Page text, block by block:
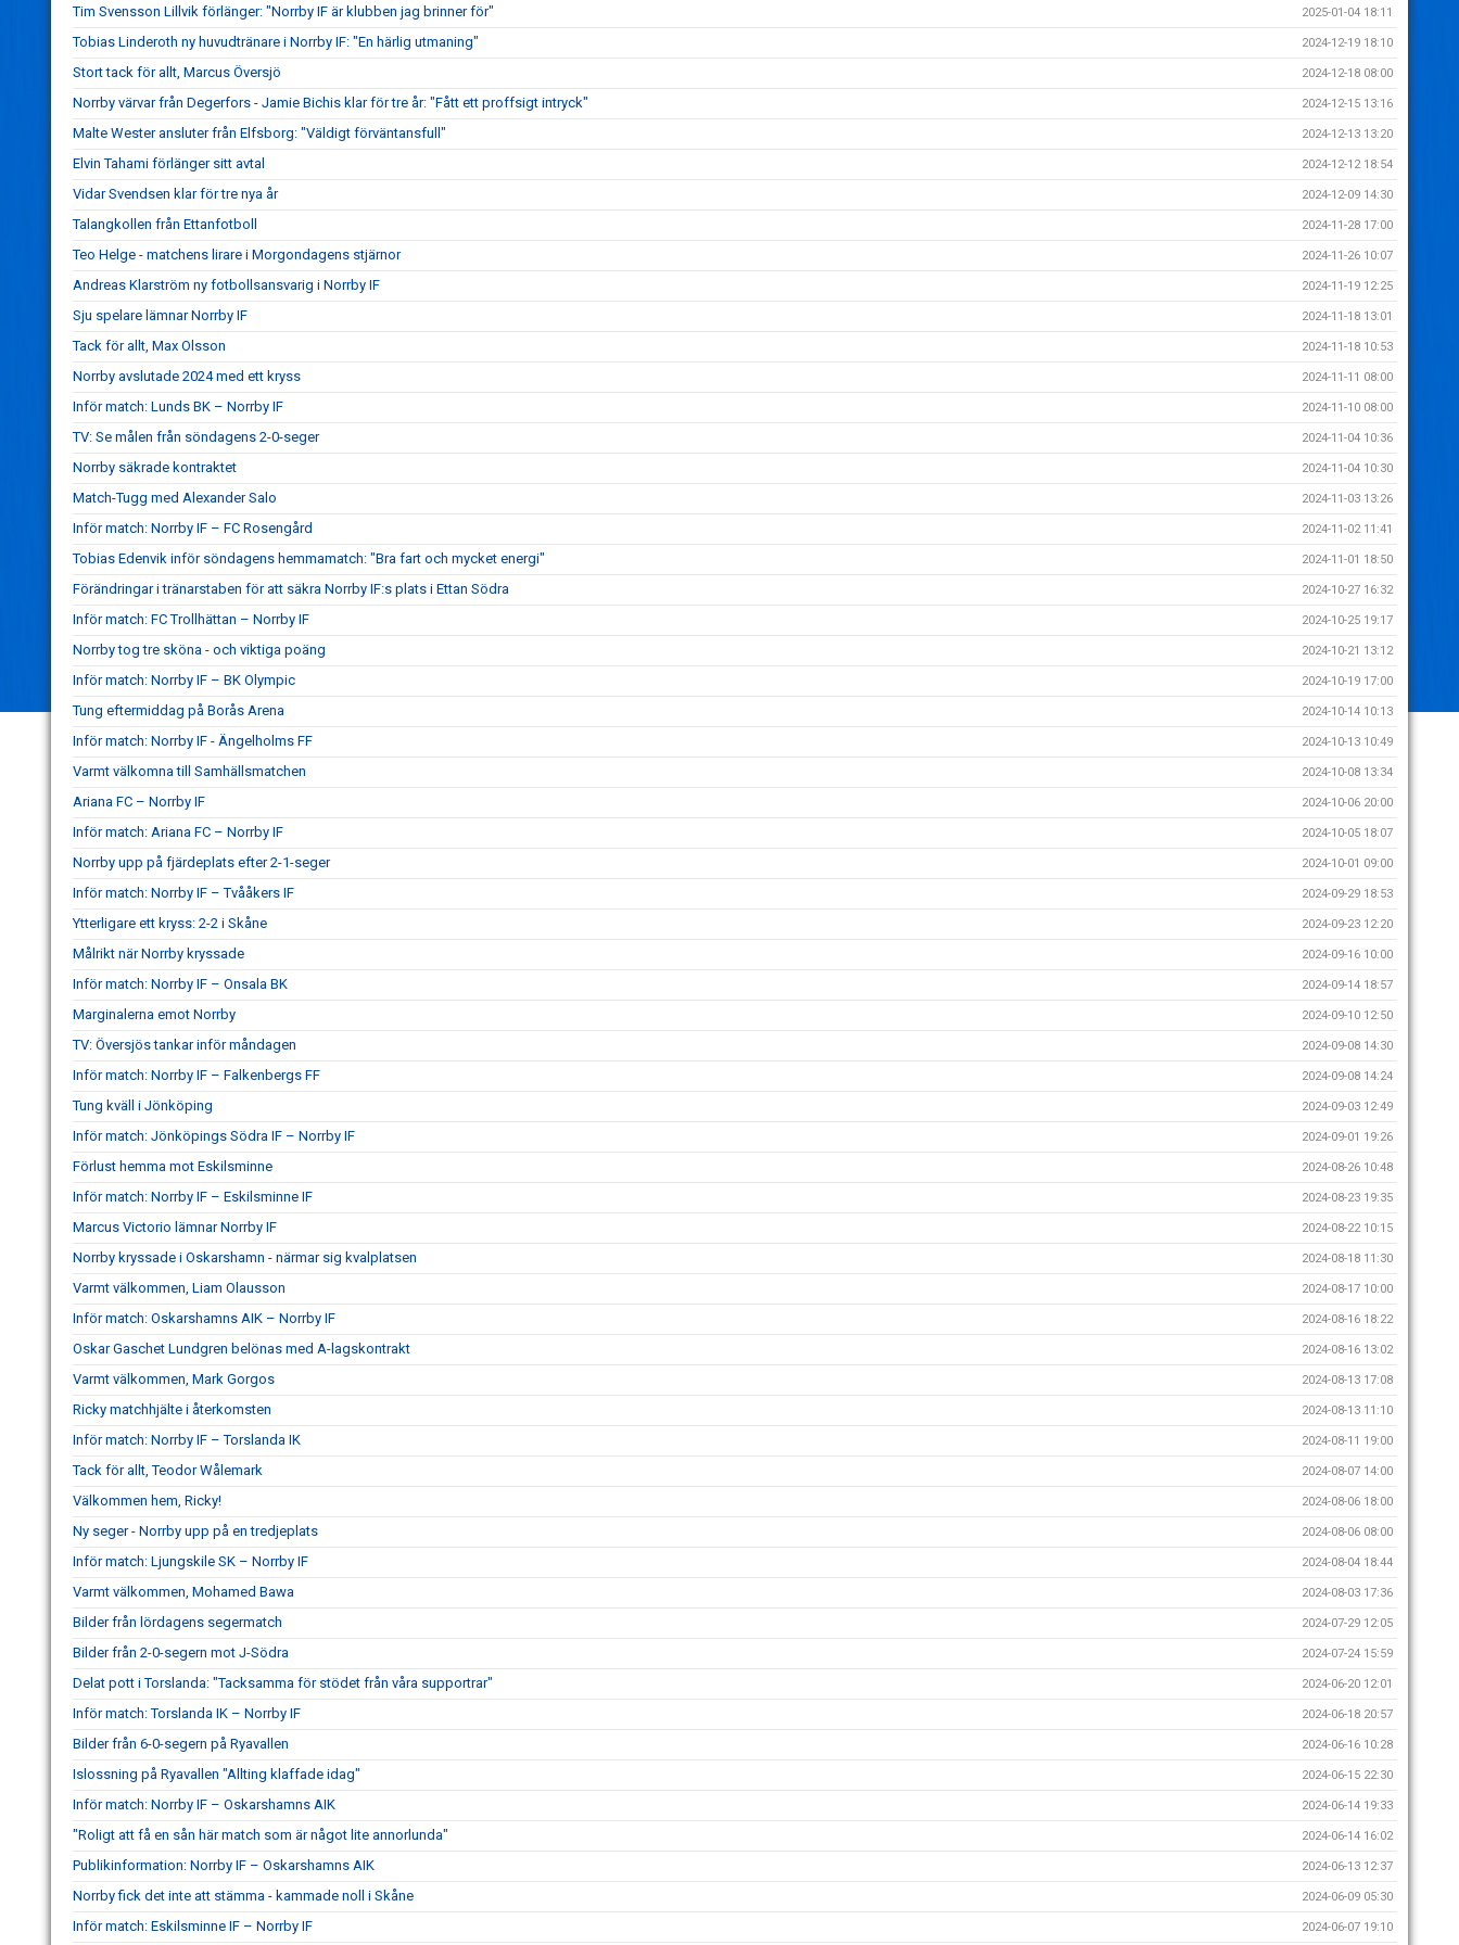
Tim Svensson Lillvik förlänger: "Norrby IF är klubben jag brinner för" 2025-01-04 18:11
Tobias Linderoth ny huvudtränare i Norrby IF: "En härlig utmaning" 2024-12-19 18:10
Stort tack för allt, Marcus Översjö 2024-12-18 08:00
Norrby värvar från Degerfors - Jamie Bichis klar för tre år: "Fått ett proffsigt intryck" 2024-12-15 13:16
Malte Wester ansluter från Elfsborg: "Väldigt förväntansfull" 2024-12-13 13:20
Elvin Tahami förlänger sitt avtal 2024-12-12 18:54
Vidar Svendsen klar för tre nya år 2024-12-09 14:30
Talangkollen från Ettanfotboll 2024-11-28 17:00
Teo Helge - matchens lirare i Morgondagens stjärnor 2024-11-26 10:07
Andreas Klarström ny fotbollsansvarig i Norrby IF 2024-11-19 12:25
Sju spelare lämnar Norrby IF 2024-11-18 13:01
Tack för allt, Max Olsson 2024-11-18 10:53
Norrby avslutade 2024 med ett kryss 2024-11-11 08:00
Inför match: Lunds BK – Norrby IF 2024-11-10 08:00
TV: Se målen från söndagens 2-0-seger 2024-11-04 10:36
Norrby säkrade kontraktet 2024-11-04 10:30
Match-Tugg med Alexander Salo 2024-11-03 13:26
Inför match: Norrby IF – FC Rosengård 2024-11-02 11:41
Tobias Edenvik inför söndagens hemmamatch: "Bra fart och mycket energi" 2024-11-01 18:50
Förändringar i tränarstaben för att säkra Norrby IF:s plats i Ettan Södra 2024-10-27 16:32
Inför match: FC Trollhättan – Norrby IF 2024-10-25 19:17
Norrby tog tre sköna - och viktiga poäng 2024-10-21 13:12
Inför match: Norrby IF – BK Olympic 2024-10-19 17:00
Tung eftermiddag på Borås Arena 2024-10-14 10:13
Inför match: Norrby IF - Ängelholms FF 2024-10-13 10:49
Varmt välkomna till Samhällsmatchen 2024-10-08 13:34
Ariana FC – Norrby IF 2024-10-06 20:00
Inför match: Ariana FC – Norrby IF 2024-10-05 18:07
Norrby upp på fjärdeplats efter 2-1-seger 2024-10-01 09:00
Inför match: Norrby IF – Tvååkers IF 2024-09-29 18:53
Ytterligare ett kryss: 2-2 i Skåne 2024-09-23 12:20
Målrikt när Norrby kryssade 2024-09-16 10:00
Inför match: Norrby IF – Onsala BK 2024-09-14 18:57
Marginalerna emot Norrby 2024-09-10 12:50
TV: Översjös tankar inför måndagen 2024-09-08 14:30
Inför match: Norrby IF – Falkenbergs FF 2024-09-08 14:24
Tung kväll i Jönköping 2024-09-03 12:49
Inför match: Jönköpings Södra IF – Norrby IF 2024-09-01 19:26
Förlust hemma mot Eskilsminne 2024-08-26 10:48
Inför match: Norrby IF – Eskilsminne IF 2024-08-23 19:35
Marcus Victorio lämnar Norrby IF 2024-08-22 10:15
Norrby kryssade i Oskarshamn - närmar sig kvalplatsen 2024-08-18 11:30
Varmt välkommen, Liam Olausson 2024-08-17 10:00
Inför match: Oskarshamns AIK – Norrby IF 2024-08-16 18:22
Oskar Gaschet Lundgren belönas med A-lagskontrakt 2024-08-16 13:02
Varmt välkommen, Mark Gorgos 2024-08-13 17:08
Ricky matchhjälte i återkomsten 2024-08-13 11:10
Inför match: Norrby IF – Torslanda IK 2024-08-11 19:00
Tack för allt, Teodor Wålemark 2024-08-07 14:00
Välkommen hem, Ricky! 2024-08-06 18:00
Ny seger - Norrby upp på en tredjeplats 2024-08-06 08:00
Inför match: Ljungskile SK – Norrby IF 2024-08-04 18:44
Varmt välkommen, Mohamed Bawa 2024-08-03 17:36
Bilder från lördagens segermatch 2024-07-29 12:05
Bilder från 2-0-segern mot J-Södra 2024-07-24 15:59
Delat pott i Torslanda: "Tacksamma för stödet från våra supportrar" 2024-06-20 12:01
Inför match: Torslanda IK – Norrby IF 2024-06-18 20:57
Bilder från 6-0-segern på Ryavallen 2024-06-16 10:28
Islossning på Ryavallen "Allting klaffade idag" 2024-06-15 22:30
Inför match: Norrby IF – Oskarshamns AIK 2024-06-14 19:33
"Roligt att få en sån här match som är något lite annorlunda" 2024-06-14 16:02
Publikinformation: Norrby IF – Oskarshamns AIK 2024-06-13 12:37
Norrby fick det inte att stämma - kammade noll i Skåne 2024-06-09 05:30
Inför match: Eskilsminne IF – Norrby IF 2024-06-07 19:10